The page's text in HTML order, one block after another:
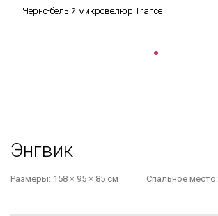
Черно-белый микровелюр Trance
Энгвик
Размеры: 158 × 95 × 85 см Cпальное место: